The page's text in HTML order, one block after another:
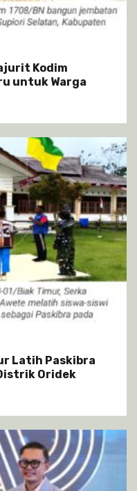
Kodim
untuk Warga
Latih Paskibra
Oridek